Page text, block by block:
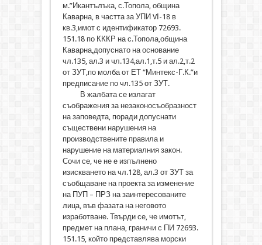
м.”Икантълъка, с.Топола, община
Каварна, в частта за УПИ VІ-18 в
кв.3,имот с идентификатор 72693.
151.18 по КККР на с.Топола,община
Каварна,допуснато на основание
чл.135, ал.3 и чл.134,ал.1,т.5 и ал.2,т.2
от ЗУТ,по молба от ЕТ “Минтекс-Г.К.”и
предписание по чл.135 от ЗУТ.
В жалбата се излагат
съображения за незаконосъобразност
на заповедта, поради допуснати
съществени нарушения на
производствените правила и
нарушение на материалния закон.
Сочи се, че не е изпълнено
изискването на чл.128, ал.3 от ЗУТ за
съобщаване на проекта за изменение
на ПУП – ПРЗ на заинтересованите
лица, във фазата на неговото
изработване. Твърди се, че имотът,
предмет на плана, граничи с ПИ 72693.
151.15, който представлява морски